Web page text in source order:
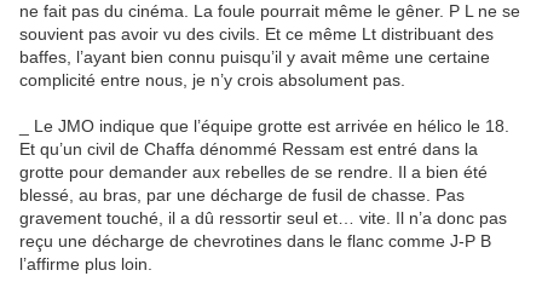
ne fait pas du cinéma. La foule pourrait même le gêner. P L ne se
souvient pas avoir vu des civils. Et ce même Lt distribuant des
baffes, l’ayant bien connu puisqu’il y avait même une certaine
complicité entre nous, je n’y crois absolument pas.
_ Le JMO indique que l’équipe grotte est arrivée en hélico le 18.
Et qu’un civil de Chaffa dénommé Ressam est entré dans la
grotte pour demander aux rebelles de se rendre. Il a bien été
blessé, au bras, par une décharge de fusil de chasse. Pas
gravement touché, il a dû ressortir seul et… vite. Il n’a donc pas
reçu une décharge de chevrotines dans le flanc comme J-P B
l’affirme plus loin.